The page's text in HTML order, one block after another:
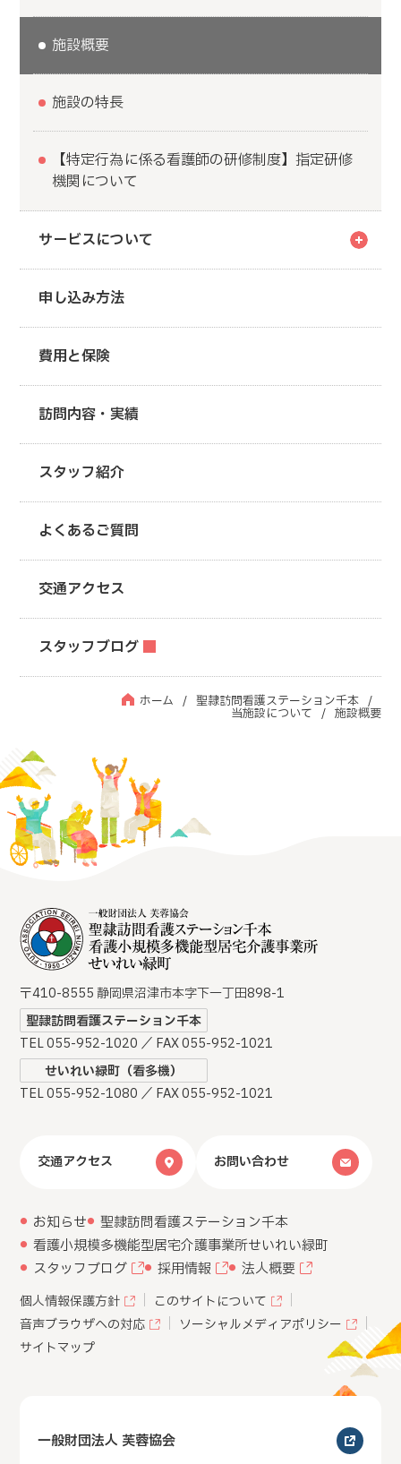
施設概要
施設の特長
【特定行為に係る看護師の研修制度】指定研修
機関について
サービスについて
申し込み方法
費用と保険
訪問内容・実績
スタッフ紹介
よくあるご質問
交通アクセス
スタッフブログ
ホーム 聖隷訪問看護ステーション千本
当施設について 施設概要
〒410-8555 静岡県沼津市本字下一丁田898-1
聖隷訪問看護ステーション千本
TEL 055-952-1020 ／ FAX 055-952-1021
せいれい緑町（看多機）
TEL 055-952-1080 ／ FAX 055-952-1021
交通アクセス お問い合わせ
お知らせ
聖隷訪問看護ステーション千本
看護小規模多機能型居宅介護事業所せいれい緑町
スタッフブログ
採用情報 法人概要
個人情報保護方針
このサイトについて
音声ブラウザへの対応
ソーシャルメディアポリシー
サイトマップ
一般財団法人 芙蓉協会